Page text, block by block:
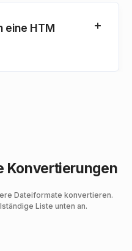
eine HTM
Konvertierungen
Dateiformate konvertieren.
Liste unten an.